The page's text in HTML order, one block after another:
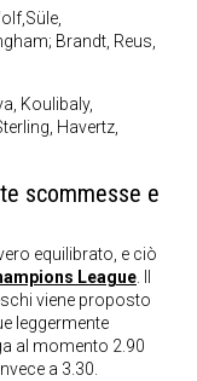
Brandt, Reus,
Koulibaly,
Havertz,
scommesse e
equilibrato, e ciò
League. Il
viene proposto
leggermente
al momento 2.90
a 3.30.